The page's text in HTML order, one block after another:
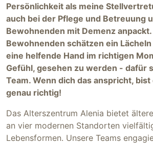
Persönlichkeit als meine
auch bei der Pflege und Betreuung
Bewohnenden mit Demenz
Bewohnenden schätzen ein
eine helfende Hand im richtigen
Gefühl, gesehen zu werden - dafür
Team. Wenn dich das anspricht, bist
genau richtig!
Das Alterszentrum Alenia bietet
an vier modernen Standorten
Lebensformen. Unsere Teams